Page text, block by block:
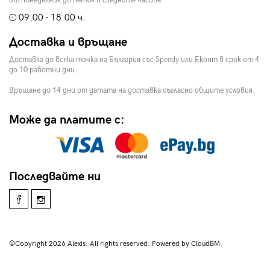
09:00 - 18:00 ч.
Доставка и връщане
Доставка до всяка точка на България със Speedy или Еконт в срок от 4
до 10 работни дни.
Връщане до 14 дни от датата на доставка съгласно общите условия.
Може да платите с:
Последвайте ни
©Copyright 2026 Alexis. All rights reserved. Powered by CloudBM.